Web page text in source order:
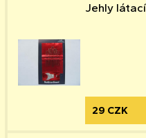
Jehly
29 CZK